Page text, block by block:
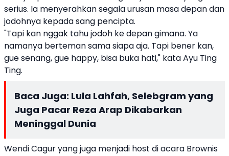
serius. Ia menyerahkan segala urusan masa depan dan
jodohnya kepada sang pencipta.
"Tapi kan nggak tahu jodoh ke depan gimana. Ya
namanya berteman sama siapa aja. Tapi bener kan,
gue senang, gue happy, bisa buka hati," kata Ayu Ting
Ting.
Baca Juga: Lula Lahfah, Selebgram yang
Juga Pacar Reza Arap Dikabarkan
Meninggal Dunia
Wendi Cagur yang juga menjadi host di acara Brownis